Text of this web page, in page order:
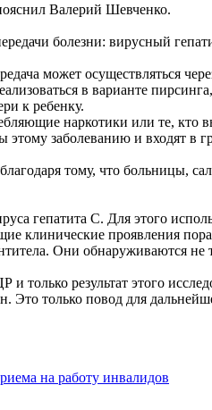
Валерий Шевченко.
болезни: вирусный
может осуществляться
в варианте
к ребенку.
наркотики или те, кто
заболеванию и входят в
тому, что больницы,
гепатита С. Для этого
клинические проявления
Они обнаруживаются
результат этого
Это только повод для
на работу инвалидов